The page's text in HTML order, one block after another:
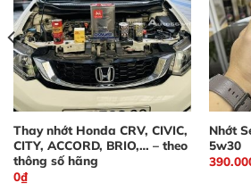
Thay nhớt Honda CRV, CIVIC,
CITY, ACCORD, BRIO,… – theo
thông số hãng
0₫
Nhớt
5w30